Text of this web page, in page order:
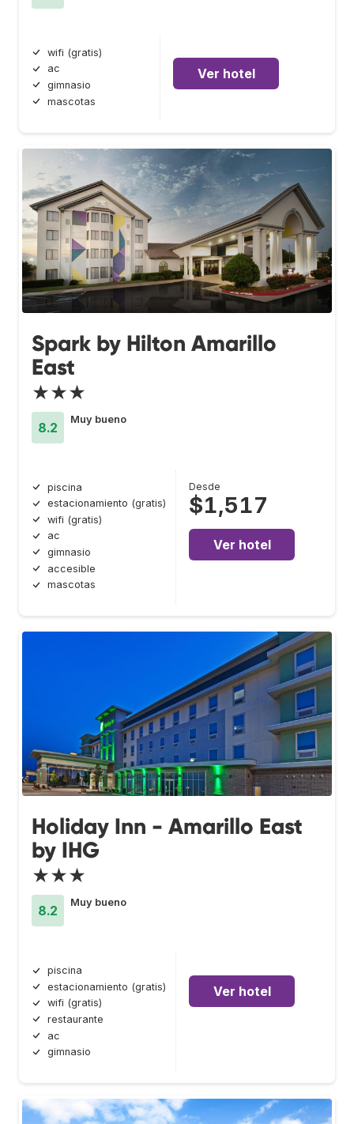
wifi (gratis)
ac
gimnasio
mascotas
Ver hotel
Spark by Hilton Amarillo
East
★★★
8.2
Muy bueno
piscina
estacionamiento (gratis)
wifi (gratis)
ac
gimnasio
accesible
mascotas
Desde
$1,517
Ver hotel
Holiday Inn - Amarillo East
by IHG
★★★
8.2
Muy bueno
piscina
estacionamiento (gratis)
wifi (gratis)
restaurante
ac
gimnasio
Ver hotel